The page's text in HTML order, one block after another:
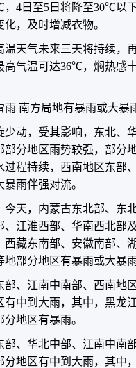
4日至5日将降至30℃以
，及时增减衣物。
温天气未来三天将持续，
高气温可达36℃，焖热感
雨 南方局地有暴雨或大暴
少动，受其影响，东北、
部分地区雨势较强，部分
过程持续，西南地区东部
雨伴强对流。
今天，内蒙古东北部、东
、江淮西部、华南西北部
西藏东南部、安徽南部、
地部分地区有暴雨或大暴
部、江南中南部、西南地
有中到大雨，其中，黑龙
地区有暴雨。
部、华北中部、江南中南
分地区有中到大雨，其中